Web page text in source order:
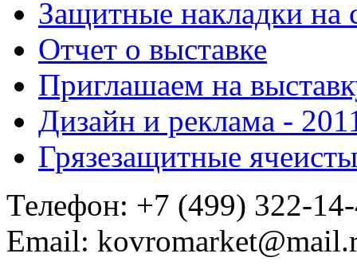
Защитные накладки на
Отчет о выставке
Приглашаем на
Дизайн и реклама -
Грязезащитные
Телефон: +7 (499) 322-
Email: